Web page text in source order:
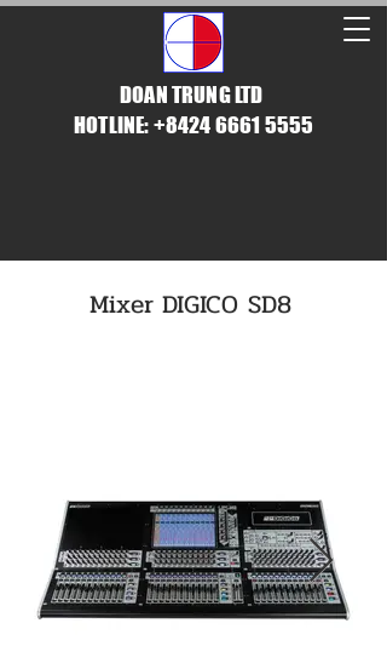
DOAN TRUNG LTD
HOTLINE: +8424 6661 5555
Mixer DIGICO SD8